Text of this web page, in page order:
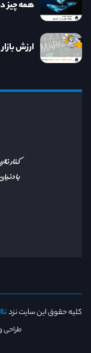
کنار
با
همه چیز
ارزش
کلیه حقوق این سایت نزد
طراحی